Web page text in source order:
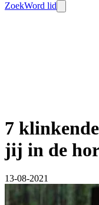
ZoekWord lid
7
jij in de
13-08-2021